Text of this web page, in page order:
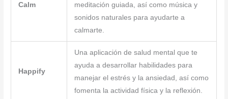
Calm
meditación guiada, así como música y
sonidos naturales para ayudarte a
calmarte.
Happify
Una aplicación de salud mental que te
ayuda a desarrollar habilidades para
manejar el estrés y la ansiedad, así como
fomenta la actividad física y la reflexión.